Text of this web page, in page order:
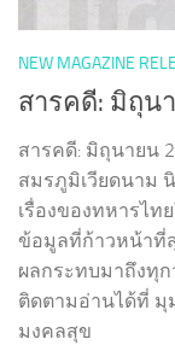
NEW MAGAZINE
สารคดี: มิถุน
สารคดี: มิถุนายน
สมรภูมิเวียดนาม
เรื่องของทหารไท
ข้อมูลที่ก้าวหน้าที่
ผลกระทบมาถึงทุ
ติดตามอ่านได้ที่ มุ
มงคลสุข